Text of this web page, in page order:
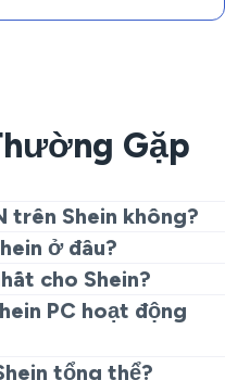
Gặp
trên Shein không?
máy chủ gần nhất và
những gì bạn cần để
định.
ở đâu?
tôi hoặc từ các
chọn vị trí và bắt đầu
cho Shein?
giới hạn hoặc
tin cậy, một lựa
chọn an toàn hơn.
PC hoạt động
miễn phí gặp khó khăn
tổng thể?